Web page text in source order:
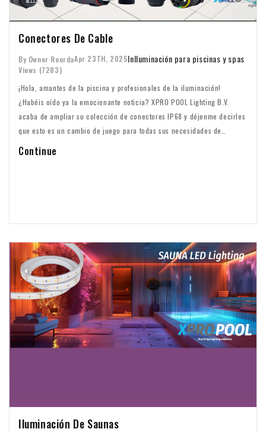
Conectores De Cable
By Owner RoordaApr 23TH, 2025InIluminación para piscinas y spas
Views (7283)
¡Hola, amantes de la piscina y profesionales de la iluminación!
¿Habéis oído ya la emocionante noticia? XPRO POOL Lighting B.V.
acaba de ampliar su colección de conectores IP68 y déjenme decirles
que esto es un cambio de juego para todas sus necesidades de
iluminación subacuática.
Continue
Iluminación De Saunas